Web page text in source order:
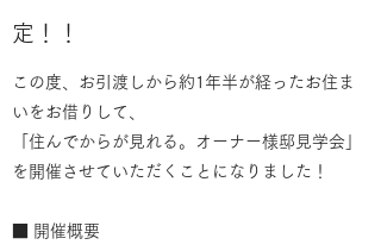
定！！
この度、お引渡しから約1年半が経ったお住ま
いをお借りして、
「住んでからが見れる。オーナー様邸見学会」
を開催させていただくことになりました！
■ 開催概要